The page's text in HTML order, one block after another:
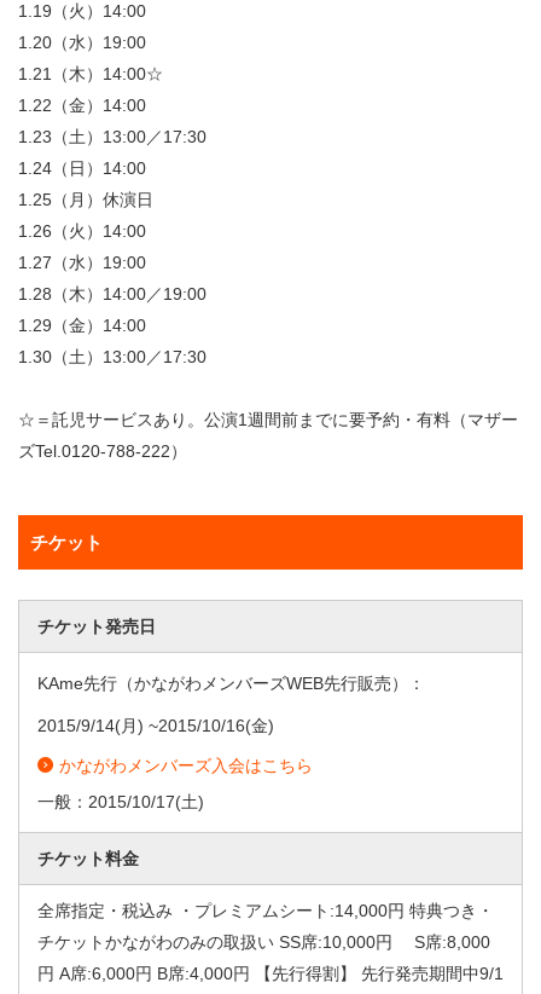
1.19（火）14:00
1.20（水）19:00
1.21（木）14:00☆
1.22（金）14:00
1.23（土）13:00／17:30
1.24（日）14:00
1.25（月）休演日
1.26（火）14:00
1.27（水）19:00
1.28（木）14:00／19:00
1.29（金）14:00
1.30（土）13:00／17:30
☆＝託児サービスあり。公演1週間前までに要予約・有料（マザー
ズTel.0120-788-222）
チケット
チケット発売日
KAme先行（かながわメンバーズWEB先行販売）：
2015/9/14(月) ~2015/10/16(金)
かながわメンバーズ入会はこちら
一般： 2015/10/17(土)
チケット料金
全席指定・税込み ・プレミアムシート:14,000円 特典つき・
チケットかながわのみの取扱い SS席:10,000円 S席:8,000
円 A席:6,000円 B席:4,000円 【先行得割】 先行発売期間中9/1